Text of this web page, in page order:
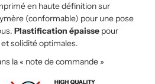
en haute définition sur
(conformable) pour une pose
Plastification épaisse pour
solidité optimales.
la « note de commande »